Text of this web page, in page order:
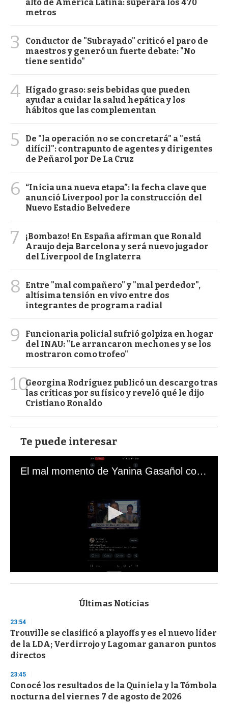
alto de América Latina: superará los 470
metros
3
Conductor de "Subrayado" criticó el paro de
maestros y generó un fuerte debate: "No
tiene sentido"
4 Hígado graso: seis bebidas que pueden
ayudar a cuidar la salud hepática y los
hábitos que las complementan
5
De "la operación no se concretará" a "está
difícil": contrapunto de agentes y dirigentes
de Peñarol por De La Cruz
6
“Inicia una nueva etapa”: la fecha clave que
anunció Liverpool por la construcción del
Nuevo Estadio Belvedere
7
¡Bombazo! En España afirman que Ronald
Araujo deja Barcelona y será nuevo jugador
del Liverpool de Inglaterra
8
Entre "mal compañero" y "mal perdedor",
altísima tensión en vivo entre dos
integrantes de programa radial
9
Funcionaria policial sufrió golpiza en hogar
del INAU: "Le arrancaron mechones y se los
mostraron como trofeo"
10Georgina Rodríguez publicó un descargo tras
las críticas por su físico y reveló qué le dijo
Cristiano Ronaldo
Te puede interesar
El mal momento de Yanina Gasañol con un hincha argentino en "Subrayado"
s
d
s
o
f
3
s
e
c
o
Últimas Noticias
23:54
Trouville se clasificó a playoffs y es el nuevo líder
de la LDA; Verdirrojo y Lagomar ganaron puntos
directos
23:45
Conocé los resultados de la Quiniela y la Tómbola
nocturna del viernes 7 de agosto de 2026